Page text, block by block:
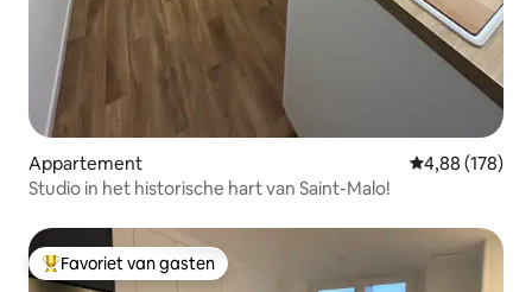
Appartement Gemiddelde
4,88 (178)
Studio in het historische hart van Saint-Malo!
Topfavoriet van gasten
Favoriet van gasten